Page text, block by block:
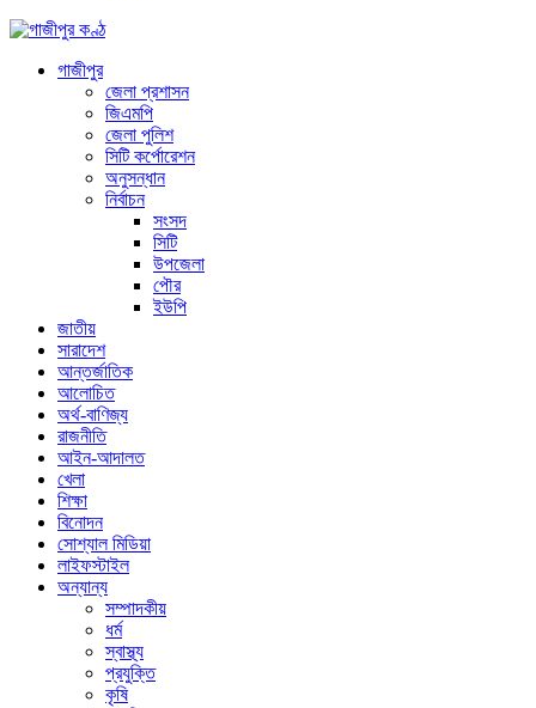
গাজীপুর
জেলা প্রশাসন
জিএমপি
জেলা পুলিশ
সিটি কর্পোরেশন
অনুসন্ধান
নির্বাচন
সংসদ
সিটি
উপজেলা
পৌর
ইউপি
জাতীয়
সারাদেশ
আন্তর্জাতিক
আলোচিত
অর্থ-বাণিজ্য
রাজনীতি
আইন-আদালত
খেলা
শিক্ষা
বিনোদন
সোশ্যাল মিডিয়া
লাইফস্টাইল
অন্যান্য
সম্পাদকীয়
ধর্ম
স্বাস্থ্য
প্রযুক্তি
কৃষি